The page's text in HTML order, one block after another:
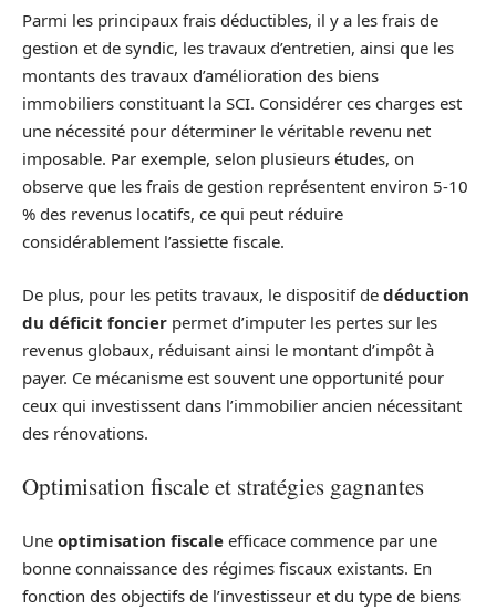
Parmi les principaux frais déductibles, il y a les frais de
gestion et de syndic, les travaux d’entretien, ainsi que les
montants des travaux d’amélioration des biens
immobiliers constituant la SCI. Considérer ces charges est
une nécessité pour déterminer le véritable revenu net
imposable. Par exemple, selon plusieurs études, on
observe que les frais de gestion représentent environ 5-10
% des revenus locatifs, ce qui peut réduire
considérablement l’assiette fiscale.
De plus, pour les petits travaux, le dispositif de déduction
du déficit foncier permet d’imputer les pertes sur les
revenus globaux, réduisant ainsi le montant d’impôt à
payer. Ce mécanisme est souvent une opportunité pour
ceux qui investissent dans l’immobilier ancien nécessitant
des rénovations.
Optimisation fiscale et stratégies gagnantes
Une optimisation fiscale efficace commence par une
bonne connaissance des régimes fiscaux existants. En
fonction des objectifs de l’investisseur et du type de biens